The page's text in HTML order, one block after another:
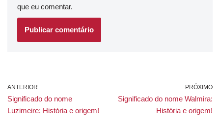
que eu comentar.
ANTERIOR
Significado do nome
Luzimeire: História e origem!
PRÓXIMO
Significado do nome Walmira:
História e origem!